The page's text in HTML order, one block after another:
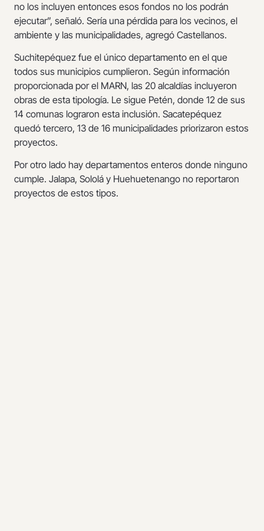
no los incluyen entonces esos fondos no los podrán
ejecutar”, señaló. Sería una pérdida para los vecinos, el
ambiente y las municipalidades, agregó Castellanos.
Suchitepéquez fue el único departamento en el que
todos sus municipios cumplieron. Según información
proporcionada por el MARN, las 20 alcaldías incluyeron
obras de esta tipología. Le sigue Petén, donde 12 de sus
14 comunas lograron esta inclusión. Sacatepéquez
quedó tercero, 13 de 16 municipalidades priorizaron estos
proyectos.
Por otro lado hay departamentos enteros donde ninguno
cumple. Jalapa, Sololá y Huehuetenango no reportaron
proyectos de estos tipos.